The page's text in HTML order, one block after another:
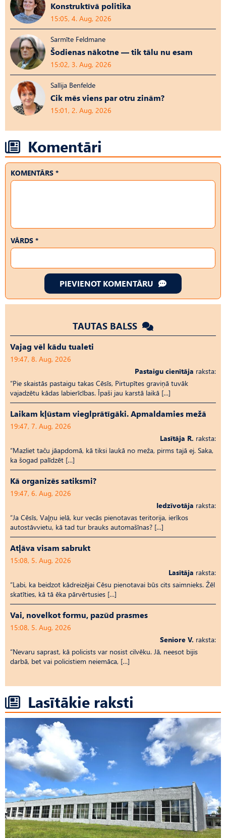
Konstruktīvā politika
15:05, 4. Aug, 2026
Sarmīte Feldmane
Šodienas nākotne — tik tālu nu esam
15:02, 3. Aug, 2026
Sallija Benfelde
Cik mēs viens par otru zinām?
15:01, 2. Aug, 2026
Komentāri
KOMENTĀRS *
VĀRDS *
PIEVIENOT KOMENTĀRU
TAUTAS BALSS
Vajag vēl kādu tualeti
19:47, 8. Aug, 2026
Pastaigu cienītāja raksta:
“Pie skaistās pastaigu takas Cēsīs, Pirtupītes graviņā tuvāk
vajadzētu kādas labierīcības. Īpaši jau karstā laikā […]
Laikam kļūstam vieglprātīgāki. Apmaldamies mežā
19:47, 7. Aug, 2026
Lasītāja R. raksta:
“Mazliet taču jāapdomā, kā tiksi laukā no meža, pirms tajā ej. Saka,
ka šogad palīdzēt […]
Kā organizēs satiksmi?
19:47, 6. Aug, 2026
Iedzīvotāja raksta:
“Ja Cēsīs, Vaļņu ielā, kur vecās pienotavas teritorija, ierīkos
autostāvvietu, kā tad tur brauks automašīnas? […]
Atļāva visam sabrukt
15:08, 5. Aug, 2026
Lasītāja raksta:
“Labi, ka beidzot kādreizējai Cēsu pienotavai būs cits saimnieks. Žēl
skatīties, kā tā ēka pārvērtusies […]
Vai, novelkot formu, pazūd prasmes
15:08, 5. Aug, 2026
Seniore V. raksta:
“Nevaru saprast, kā policists var nosist cilvēku. Jā, neesot bijis
darbā, bet vai policistiem neiemāca, […]
Lasītākie raksti